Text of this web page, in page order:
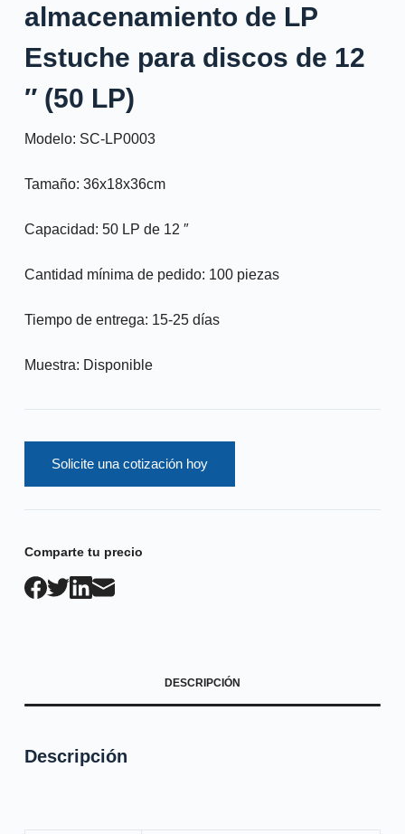
almacenamiento de LP
Estuche para discos de 12
″ (50 LP)
Modelo: SC-LP0003
Tamaño: 36x18x36cm
Capacidad: 50 LP de 12 ″
Cantidad mínima de pedido: 100 piezas
Tiempo de entrega: 15-25 días
Muestra: Disponible
Solicite una cotización hoy
Comparte tu precio
DESCRIPCIÓN
Descripción